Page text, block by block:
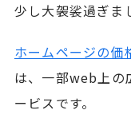
少し大袈裟過ぎま
ホームページの価
は、一部web上の
ービスです。